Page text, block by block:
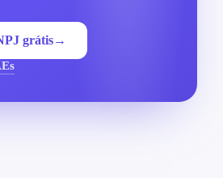
grátis→